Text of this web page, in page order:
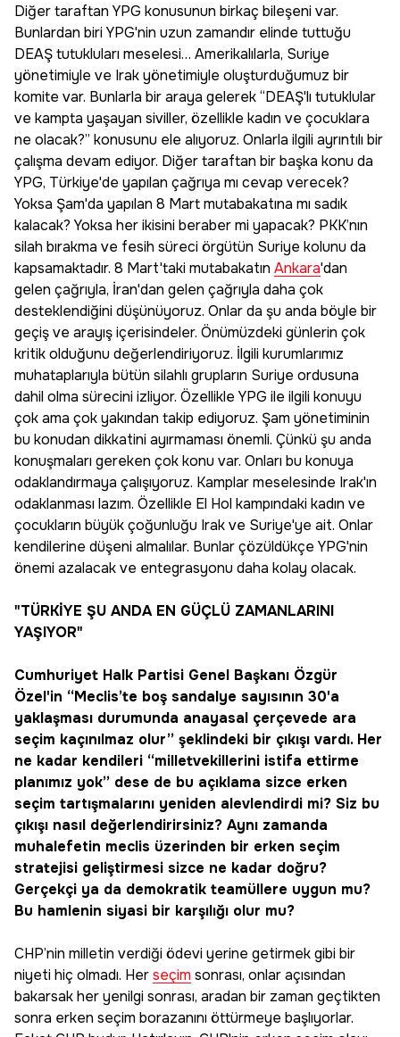
Diğer taraftan YPG konusunun birkaç bileşeni var.
Bunlardan biri YPG'nin uzun zamandır elinde tuttuğu
DEAŞ tutukluları meselesi… Amerikalılarla, Suriye
yönetimiyle ve Irak yönetimiyle oluşturduğumuz bir
komite var. Bunlarla bir araya gelerek “DEAŞ'lı tutuklular
ve kampta yaşayan siviller, özellikle kadın ve çocuklara
ne olacak?” konusunu ele alıyoruz. Onlarla ilgili ayrıntılı bir
çalışma devam ediyor. Diğer taraftan bir başka konu da
YPG, Türkiye'de yapılan çağrıya mı cevap verecek?
Yoksa Şam'da yapılan 8 Mart mutabakatına mı sadık
kalacak? Yoksa her ikisini beraber mi yapacak? PKK’nın
silah bırakma ve fesih süreci örgütün Suriye kolunu da
kapsamaktadır. 8 Mart'taki mutabakatın Ankara'dan
gelen çağrıyla, İran'dan gelen çağrıyla daha çok
desteklendiğini düşünüyoruz. Onlar da şu anda böyle bir
geçiş ve arayış içerisindeler. Önümüzdeki günlerin çok
kritik olduğunu değerlendiriyoruz. İlgili kurumlarımız
muhataplarıyla bütün silahlı grupların Suriye ordusuna
dahil olma sürecini izliyor. Özellikle YPG ile ilgili konuyu
çok ama çok yakından takip ediyoruz. Şam yönetiminin
bu konudan dikkatini ayırmaması önemli. Çünkü şu anda
konuşmaları gereken çok konu var. Onları bu konuya
odaklandırmaya çalışıyoruz. Kamplar meselesinde Irak'ın
odaklanması lazım. Özellikle El Hol kampındaki kadın ve
çocukların büyük çoğunluğu Irak ve Suriye'ye ait. Onlar
kendilerine düşeni almalılar. Bunlar çözüldükçe YPG'nin
önemi azalacak ve entegrasyonu daha kolay olacak.
"TÜRKİYE ŞU ANDA EN GÜÇLÜ ZAMANLARINI
YAŞIYOR"
Cumhuriyet Halk Partisi Genel Başkanı Özgür
Özel'in “Meclis’te boş sandalye sayısının 30'a
yaklaşması durumunda anayasal çerçevede ara
seçim kaçınılmaz olur” şeklindeki bir çıkışı vardı. Her
ne kadar kendileri “milletvekillerini istifa ettirme
planımız yok” dese de bu açıklama sizce erken
seçim tartışmalarını yeniden alevlendirdi mi? Siz bu
çıkışı nasıl değerlendirirsiniz? Aynı zamanda
muhalefetin meclis üzerinden bir erken seçim
stratejisi geliştirmesi sizce ne kadar doğru?
Gerçekçi ya da demokratik teamüllere uygun mu?
Bu hamlenin siyasi bir karşılığı olur mu?
CHP’nin milletin verdiği ödevi yerine getirmek gibi bir
niyeti hiç olmadı. Herseçim sonrası, onlar açısından
bakarsak her yenilgi sonrası, aradan bir zaman geçtikten
sonra erken seçim borazanını öttürmeye başlıyorlar.